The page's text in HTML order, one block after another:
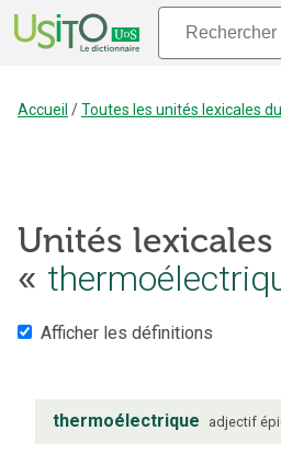
Accueil /Toutes les unités lexicales
Unités lexicales
«
Afficher les définitions
thermoélectrique adjectif